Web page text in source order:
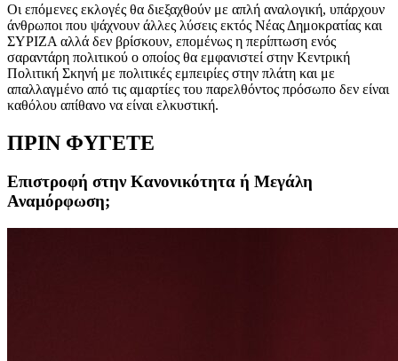
Οι επόμενες εκλογές θα διεξαχθούν με απλή αναλογική, υπάρχουν
άνθρωποι που ψάχνουν άλλες λύσεις εκτός Νέας Δημοκρατίας και
ΣΥΡΙΖΑ αλλά δεν βρίσκουν, επομένως η περίπτωση ενός
σαραντάρη πολιτικού ο οποίος θα εμφανιστεί στην Κεντρική
Πολιτική Σκηνή με πολιτικές εμπειρίες στην πλάτη και με
απαλλαγμένο από τις αμαρτίες του παρελθόντος πρόσωπο δεν είναι
καθόλου απίθανο να είναι ελκυστική.
ΠΡΙΝ ΦΥΓΕΤΕ
Επιστροφή στην Κανονικότητα ή Μεγάλη
Αναμόρφωση;